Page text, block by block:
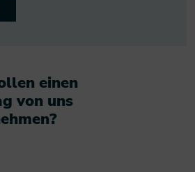
einen
von uns